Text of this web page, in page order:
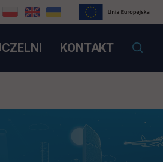
KARCIE KONTAKT